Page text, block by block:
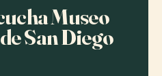
Museo
San Diego